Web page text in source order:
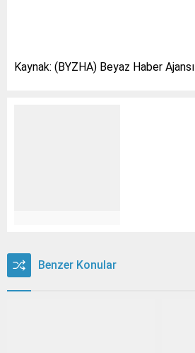
Kaynak: (BYZHA) Beyaz Haber Ajansı
Benzer Konular